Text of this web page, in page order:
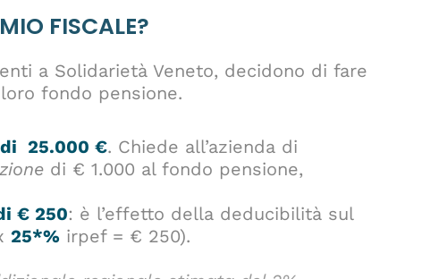
FISCALE?
a Solidarietà Veneto, decidono di fare
fondo pensione.
25.000 €. Chiede all’azienda di
di € 1.000 al fondo pensione,
€ 250: è l’effetto della deducibilità sul
25*% irpef = € 250).